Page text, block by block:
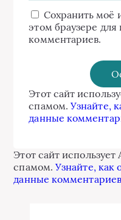
Сохранить моё
этом браузере
комментариев.
Этот сайт
спамом.Узнайте,
данные
Этот сайт
спамом.Узнайте, как
данные комментариев